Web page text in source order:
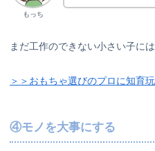
もっち
まだ工作のできない小さい子に
＞＞おもちゃ選びのプロに知育
④モノを大事にする